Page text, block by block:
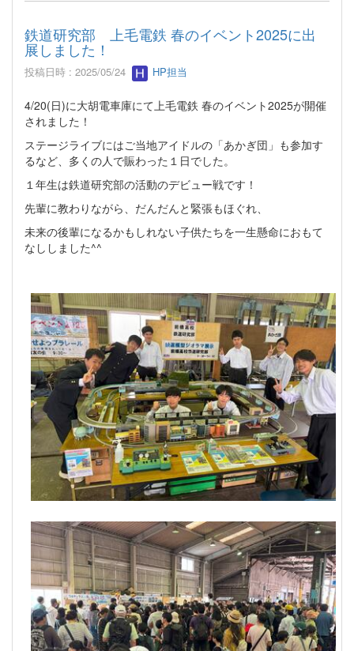
鉄道研究部 上毛電鉄 春のイベント2025に出
展しました！
投稿日時 : 2025/05/24 HP担当
4/20(日)に大胡電車庫にて上毛電鉄 春のイベント2025が開催
されました！
ステージライブにはご当地アイドルの「あかぎ団」も参加す
るなど、多くの人で賑わった１日でした。
１年生は鉄道研究部の活動のデビュー戦です！
先輩に教わりながら、だんだんと緊張もほぐれ、
未来の後輩になるかもしれない子供たちを一生懸命におもて
なししました^^